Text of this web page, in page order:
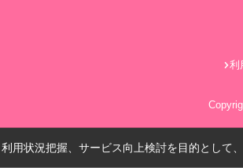
利
用状況把握、サービス向上検討を目的として